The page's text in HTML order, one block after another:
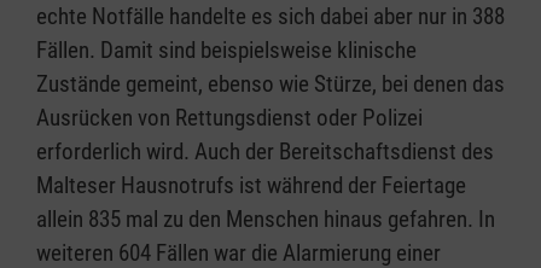
echte Notfälle handelte es sich dabei aber nur in 388
Fällen. Damit sind beispielsweise klinische
Zustände gemeint, ebenso wie Stürze, bei denen das
Ausrücken von Rettungsdienst oder Polizei
erforderlich wird. Auch der Bereitschaftsdienst des
Malteser Hausnotrufs ist während der Feiertage
allein 835 mal zu den Menschen hinaus gefahren. In
weiteren 604 Fällen war die Alarmierung einer